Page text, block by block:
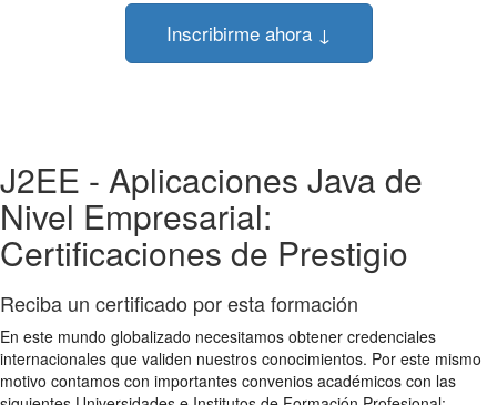
Inscribirme ahora ↓
J2EE - Aplicaciones Java de
Nivel Empresarial:
Certificaciones de Prestigio
Reciba un certificado por esta formación
En este mundo globalizado necesitamos obtener credenciales
internacionales que validen nuestros conocimientos. Por este mismo
motivo contamos con importantes convenios académicos con las